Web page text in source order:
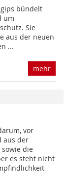
bündelt
um
Sie
aus der neuen
...
mehr
vor
aus der
die
es steht nicht